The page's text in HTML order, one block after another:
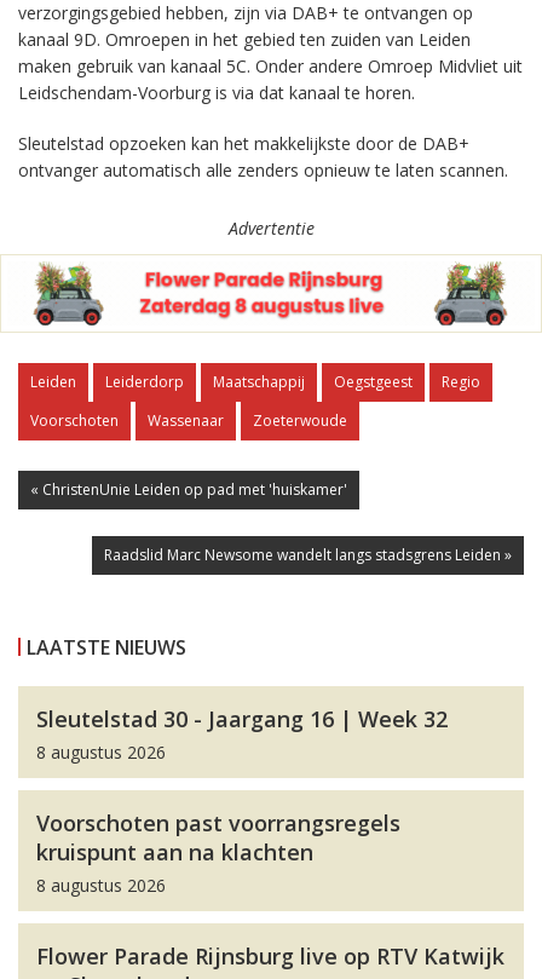
verzorgingsgebied hebben, zijn via DAB+ te ontvangen op
kanaal 9D. Omroepen in het gebied ten zuiden van Leiden
maken gebruik van kanaal 5C. Onder andere Omroep Midvliet uit
Leidschendam-Voorburg is via dat kanaal te horen.
Sleutelstad opzoeken kan het makkelijkste door de DAB+
ontvanger automatisch alle zenders opnieuw te laten scannen.
Advertentie
Leiden Leiderdorp Maatschappij Oegstgeest
Regio
Voorschoten
Wassenaar Zoeterwoude
« ChristenUnie Leiden op pad met 'huiskamer'
Raadslid Marc Newsome wandelt langs stadsgrens Leiden »
LAATSTE NIEUWS
Sleutelstad 30 - Jaargang 16 | Week 32
8 augustus 2026
Voorschoten past voorrangsregels
kruispunt aan na klachten
8 augustus 2026
Flower Parade Rijnsburg live op RTV Katwijk